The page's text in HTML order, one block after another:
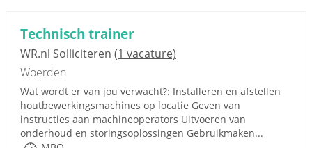
Technisch trainer
WR.nl Solliciteren (1 vacature)
Woerden
Wat wordt er van jou verwacht?: Installeren en afstellen
houtbewerkingsmachines op locatie Geven van
instructies aan machineoperators Uitvoeren van
onderhoud en storingsoplossingen Gebruikmaken...